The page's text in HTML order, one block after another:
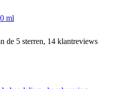
ml
de 5 sterren, 14 klantreviews